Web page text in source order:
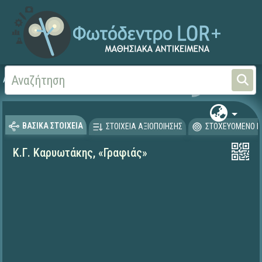
Αρχική Γλώσσα και Λογοτεχνία
ΒΑΣΙΚΑ ΣΤΟΙΧΕΙΑ ΣΤΟΙΧΕΙΑ ΑΞΙΟΠΟΙΗΣΗΣ ΣΤΟΧΕΥΟΜΕΝΟ
Κ.Γ. Καρυωτάκης, «Γραφιάς»